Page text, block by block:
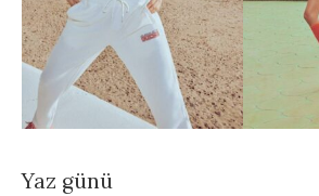
Yaz günü